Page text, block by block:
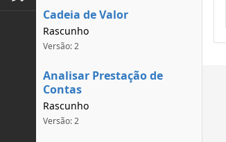
Cadeia de Valor
Rascunho
Versão: 2
Analisar Prestação de
Contas
Rascunho
Versão: 2